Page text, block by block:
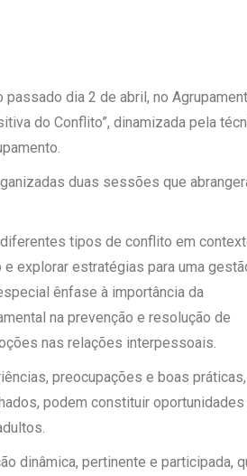
dia 2 de abril, no
do Conflito”, dinamizada pela
duas sessões que
tipos de conflito em
explorar estratégias para uma
ênfase à importância da
na prevenção e resolução de
nas relações interpessoais.
preocupações e boas práticas,
podem constituir oportunidades
dinâmica, pertinente e participada,